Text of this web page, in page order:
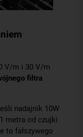
V/m i 30 V/m
filtra
nadajnik 10W
metra od czujki
to fałszywego